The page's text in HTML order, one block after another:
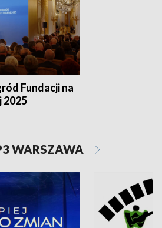
Fundacji na
2025
WARSZAWA